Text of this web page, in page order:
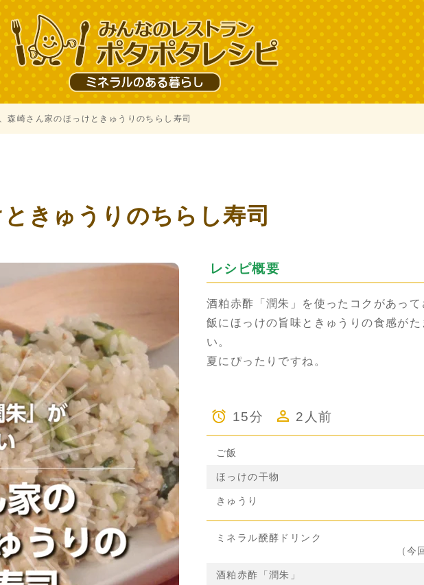
森崎さん家のほっけときゅうりのちらし寿司
きゅうりのちらし寿司
レシピ概要
酒粕赤酢「潤朱」を使ったコクがあっ
飯にほっけの旨味ときゅうりの食感がた
い。
夏にぴったりですね。
15分 2人前
ご飯
ほっけの干物
きゅうり
ミネラル醗酵ドリンク
（今
酒粕赤酢「潤朱」